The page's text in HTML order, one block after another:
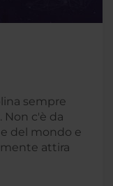
sempre
Non c'è da
del mondo e
attira